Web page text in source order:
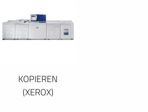
KOPIEREN
(XEROX)